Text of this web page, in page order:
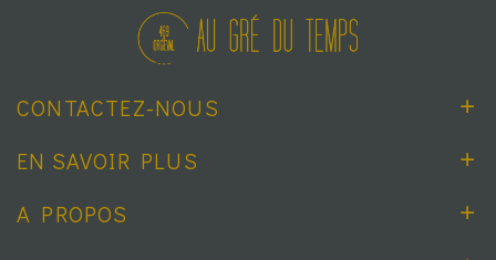
CONTACTEZ-NOUS
EN SAVOIR PLUS
A PROPOS